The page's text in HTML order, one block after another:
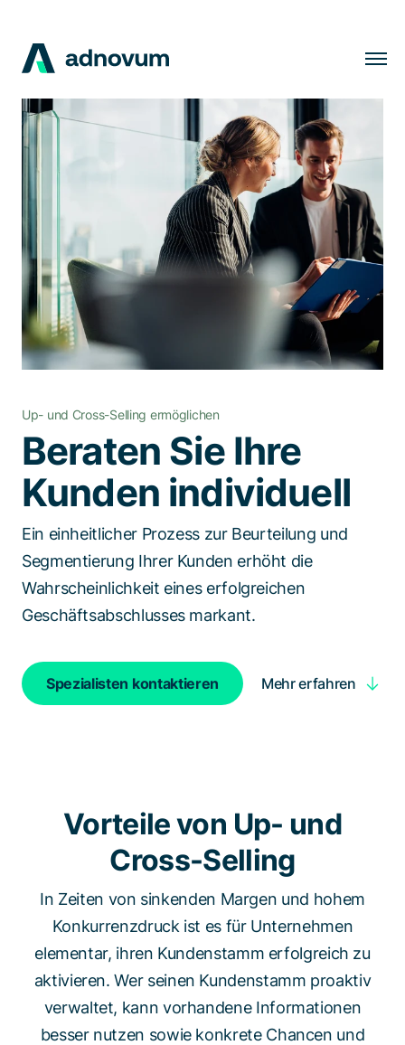
Branchen
Kunden
Unternehmen
Karriere
DE
Spezialisten kontaktieren
Up- und Cross-Selling ermöglichen
Beraten Sie Ihre
Kunden individuell
Ein einheitlicher Prozess zur Beurteilung und
Segmentierung Ihrer Kunden erhöht die
Wahrscheinlichkeit eines erfolgreichen
Geschäftsabschlusses markant.
Spezialisten kontaktieren Mehr erfahren
Vorteile von Up- und
Cross-Selling
In Zeiten von sinkenden Margen und hohem
Konkurrenzdruck ist es für Unternehmen
elementar, ihren Kundenstamm erfolgreich zu
aktivieren. Wer seinen Kundenstamm proaktiv
verwaltet, kann vorhandene Informationen
besser nutzen sowie konkrete Chancen und